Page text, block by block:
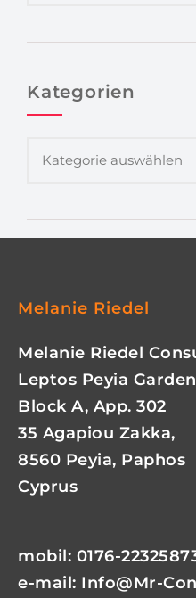
Kategorien
Melanie Riedel
Melanie Riedel
Leptos Peyia
Block A, App. 302
35 Agapiou Zakka,
8560 Peyia, Paphos
Cyprus
mobil: 0176-
e-mail: Info@mr-